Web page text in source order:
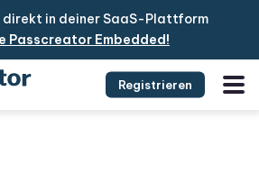
in deiner SaaS-Plattform
Passcreator Embedded!
Registrieren